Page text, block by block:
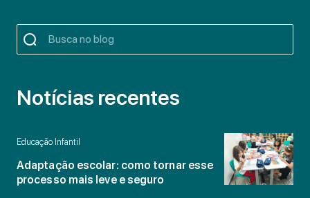
Notícias recentes
Educação Infantil
Adaptação escolar: como tornar esse
processo mais leve e seguro